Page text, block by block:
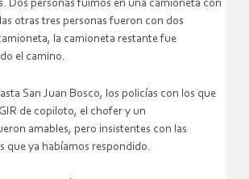
Dos personas fuimos en una camioneta con
otras tres personas fueron con dos
la camioneta restante fue
el camino.
San Juan Bosco, los policías con los que
de copiloto, el chofer y un
amables, pero insistentes con las
que ya habíamos respondido.